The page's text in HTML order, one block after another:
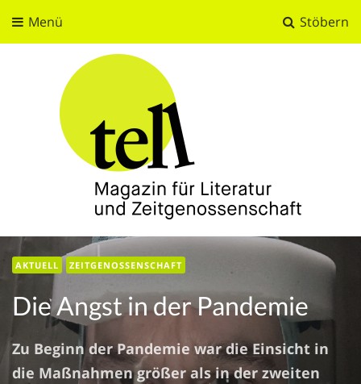
Stöbern
Menü
tell
Magazin für Literatur und Zeitgenossenschaft
AKTUELL ZEITGENOSSENSCHAFT
Die Angst in der Pandemie
Zu Beginn der Pandemie war die Einsicht in
die Maßnahmen größer als in der zweiten